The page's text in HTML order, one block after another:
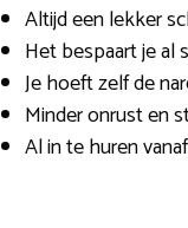
Altijd een lekker
Het bespaart je al
Je hoeft zelf de
Minder onrust en
Al in te huren